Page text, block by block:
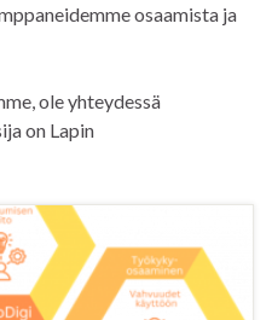
osaamista ja
ole yhteydessä
on Lapin